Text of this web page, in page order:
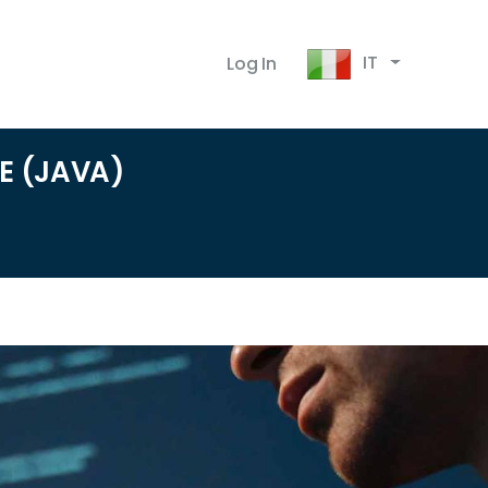
Log In IT
(JAVA)